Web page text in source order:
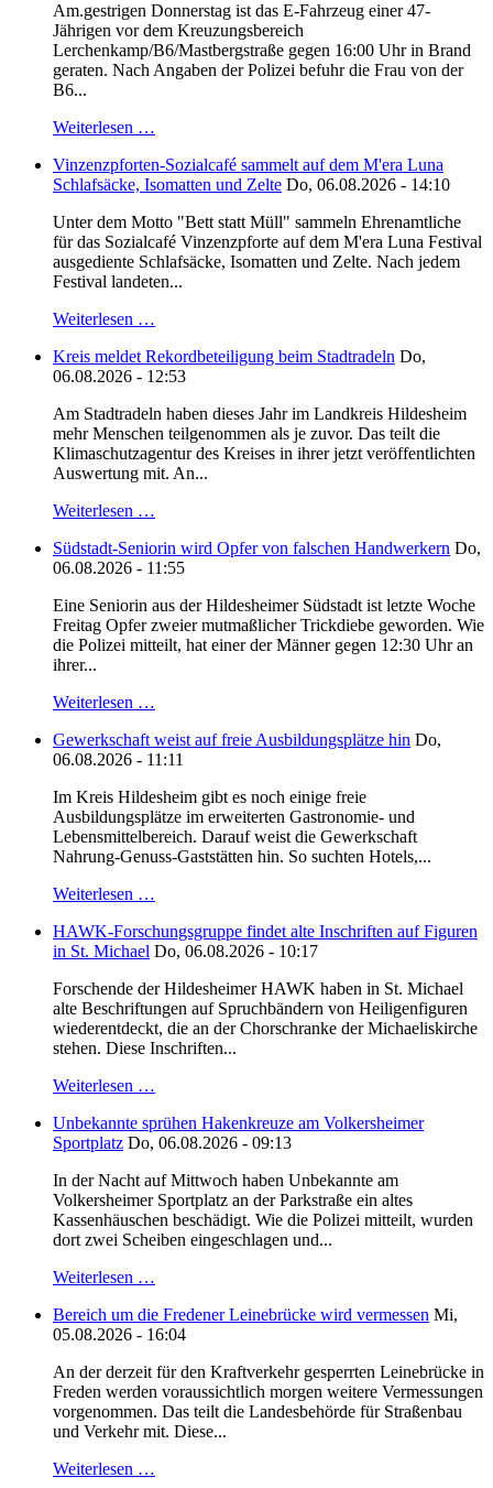
Am.gestrigen Donnerstag ist das E-Fahrzeug einer 47-
Jährigen vor dem Kreuzungsbereich
Lerchenkamp/B6/Mastbergstraße gegen 16:00 Uhr in Brand
geraten. Nach Angaben der Polizei befuhr die Frau von der
B6...
Weiterlesen …
Vinzenzpforten-Sozialcafé sammelt auf dem M'era Luna
Schlafsäcke, Isomatten und Zelte Do, 06.08.2026 - 14:10
Unter dem Motto "Bett statt Müll" sammeln Ehrenamtliche
für das Sozialcafé Vinzenzpforte auf dem M'era Luna Festival
ausgediente Schlafsäcke, Isomatten und Zelte. Nach jedem
Festival landeten...
Weiterlesen …
Kreis meldet Rekordbeteiligung beim Stadtradeln Do,
06.08.2026 - 12:53
Am Stadtradeln haben dieses Jahr im Landkreis Hildesheim
mehr Menschen teilgenommen als je zuvor. Das teilt die
Klimaschutzagentur des Kreises in ihrer jetzt veröffentlichten
Auswertung mit. An...
Weiterlesen …
Südstadt-Seniorin wird Opfer von falschen Handwerkern Do,
06.08.2026 - 11:55
Eine Seniorin aus der Hildesheimer Südstadt ist letzte Woche
Freitag Opfer zweier mutmaßlicher Trickdiebe geworden. Wie
die Polizei mitteilt, hat einer der Männer gegen 12:30 Uhr an
ihrer...
Weiterlesen …
Gewerkschaft weist auf freie Ausbildungsplätze hin Do,
06.08.2026 - 11:11
Im Kreis Hildesheim gibt es noch einige freie
Ausbildungsplätze im erweiterten Gastronomie- und
Lebensmittelbereich. Darauf weist die Gewerkschaft
Nahrung-Genuss-Gaststätten hin. So suchten Hotels,...
Weiterlesen …
HAWK-Forschungsgruppe findet alte Inschriften auf Figuren
in St. Michael Do, 06.08.2026 - 10:17
Forschende der Hildesheimer HAWK haben in St. Michael
alte Beschriftungen auf Spruchbändern von Heiligenfiguren
wiederentdeckt, die an der Chorschranke der Michaeliskirche
stehen. Diese Inschriften...
Weiterlesen …
Unbekannte sprühen Hakenkreuze am Volkersheimer
Sportplatz Do, 06.08.2026 - 09:13
In der Nacht auf Mittwoch haben Unbekannte am
Volkersheimer Sportplatz an der Parkstraße ein altes
Kassenhäuschen beschädigt. Wie die Polizei mitteilt, wurden
dort zwei Scheiben eingeschlagen und...
Weiterlesen …
Bereich um die Fredener Leinebrücke wird vermessen Mi,
05.08.2026 - 16:04
An der derzeit für den Kraftverkehr gesperrten Leinebrücke in
Freden werden voraussichtlich morgen weitere Vermessungen
vorgenommen. Das teilt die Landesbehörde für Straßenbau
und Verkehr mit. Diese...
Weiterlesen …